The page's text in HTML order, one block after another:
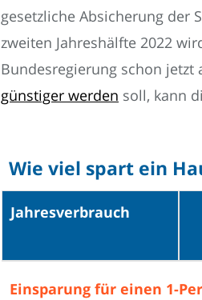
gesetzliche Absicherung der
zweiten Jahreshälfte 2022
Bundesregierung schon jetzt
günstiger werden soll, kann
Wie viel spart ein
Jahresverbrauch
Einsparung für einen 1-